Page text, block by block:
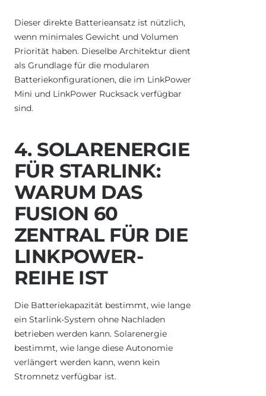
Dieser direkte Batterieansatz ist nützlich,
wenn minimales Gewicht und Volumen
Priorität haben. Dieselbe Architektur dient
als Grundlage für die modularen
Batteriekonfigurationen, die im LinkPower
Mini und LinkPower Rucksack verfügbar
sind.
4. SOLARENERGIE
FÜR STARLINK:
WARUM DAS
FUSION 60
ZENTRAL FÜR DIE
LINKPOWER-
REIHE IST
Die Batteriekapazität bestimmt, wie lange
ein Starlink-System ohne Nachladen
betrieben werden kann. Solarenergie
bestimmt, wie lange diese Autonomie
verlängert werden kann, wenn kein
Stromnetz verfügbar ist.